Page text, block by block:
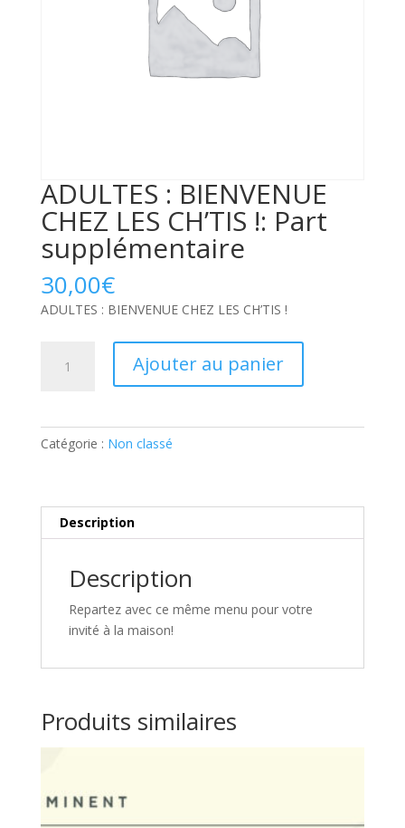
ADULTES : BIENVENUE
CHEZ LES CH’TIS !: Part
supplémentaire
30,00€
ADULTES : BIENVENUE CHEZ LES CH’TIS !
BIENVENUE
CHEZ
Part
Ajouter au panier
Catégorie : Non classé
Description
Description
Repartez avec ce même menu pour votre
invité à la maison!
Produits similaires